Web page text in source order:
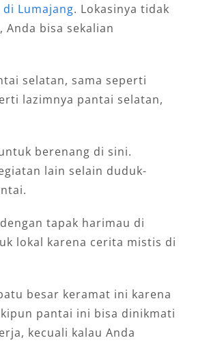
Lumajang. Lokasinya tidak
bisa sekalian
selatan, sama seperti
lazimnya pantai selatan,
berenang di sini.
lain selain duduk-
tapak harimau di
lokal karena cerita mistis di
besar keramat ini karena
pantai ini bisa dinikmati
kecuali kalau Anda